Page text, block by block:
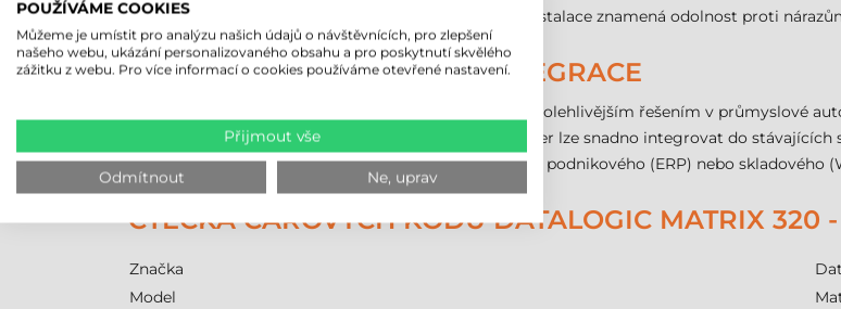
dlouhá léta s minimálními nároky na údržbu. U fixní instalace znamená odolnost proti
PŘIPOJENÍ A SYSTÉMOVÁ INTEGRACE
přenos dat, který je nejspolehlivějším řešením v průmyslové
interference typické pro bezdrátové technologie. Skener lze snadno integrovat do
Komunikační rozhraní zajišťují okamžitý přenos dat do podnikového (ERP) nebo skladového
ČTEČKA ČÁROVÝCH KÓDŮ DATALOGIC MATRIX 320
Značka
Model
POUŽÍVÁME COOKIES
Můžeme je umístit pro analýzu našich údajů o návštěvnících, pro zlepšení
našeho webu, ukázání personalizovaného obsahu a pro poskytnutí skvělého
zážitku z webu. Pro více informací o cookies používáme otevřené nastavení.
Přijmout vše
Odmítnout Ne, uprav